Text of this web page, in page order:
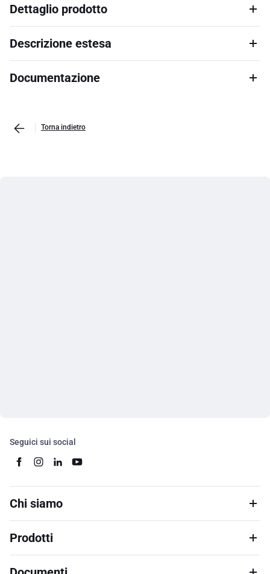
Dettaglio prodotto
Descrizione estesa
Documentazione
Torna indietro
Seguici sui social
Chi siamo
Prodotti